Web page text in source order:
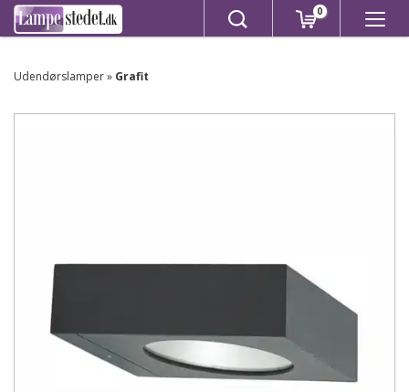
0
Udendørslamper» Grafit